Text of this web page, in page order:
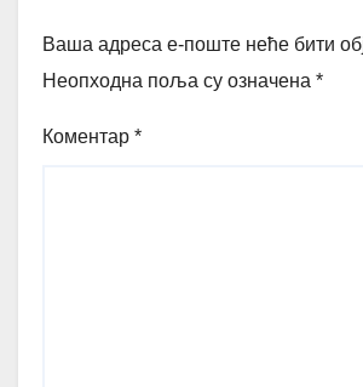
Ваша адреса е-поште неће бити
Неопходна поља су означена *
Коментар *